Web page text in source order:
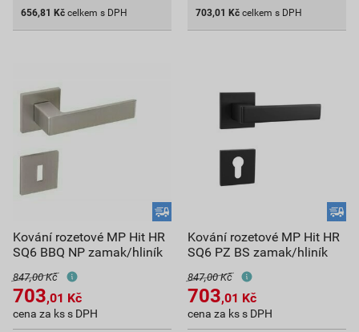
656,81 Kč celkem s DPH 703,01 Kč celkem s DPH
Kování rozetové MP Hit HR
SQ6 BBQ NP zamak/hliník
847,00 Kč
703,01 Kč
cena za ks s DPH
Kování rozetové MP Hit HR
SQ6 PZ BS zamak/hliník
847,00 Kč
703,01 Kč
cena za ks s DPH